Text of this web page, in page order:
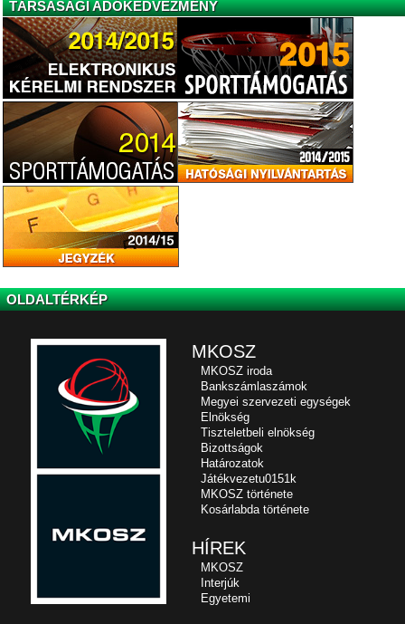
TÁRSASÁGI ADÓKEDVEZMÉNY
OLDALTÉRKÉP
MKOSZ
MKOSZ iroda
Bankszámlaszámok
Megyei szervezeti egységek
Elnökség
Tiszteletbeli elnökség
Bizottságok
Határozatok
Játékvezetu0151k
MKOSZ története
Kosárlabda története
HÍREK
MKOSZ
Interjúk
Egyetemi